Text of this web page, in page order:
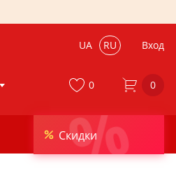
UA RU Вход
0
%
Скидки
0